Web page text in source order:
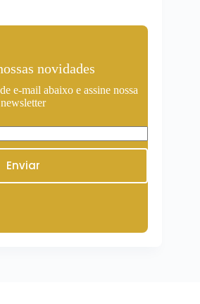
novidades
e-mail abaixo e assine nossa
newsletter
Enviar